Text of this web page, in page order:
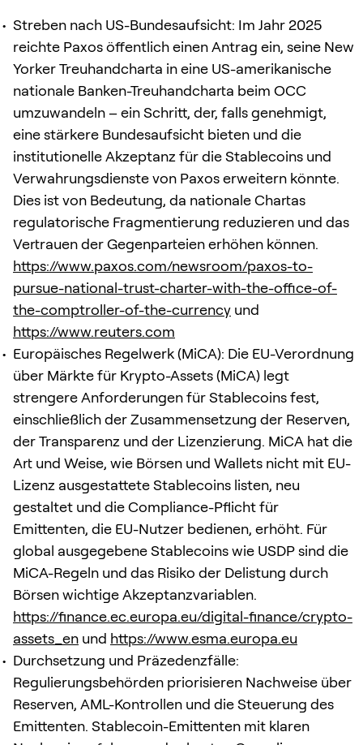
Streben nach US-Bundesaufsicht: Im Jahr 2025
reichte Paxos öffentlich einen Antrag ein, seine New
Yorker Treuhandcharta in eine US-amerikanische
nationale Banken-Treuhandcharta beim OCC
umzuwandeln – ein Schritt, der, falls genehmigt,
eine stärkere Bundesaufsicht bieten und die
institutionelle Akzeptanz für die Stablecoins und
Verwahrungsdienste von Paxos erweitern könnte.
Dies ist von Bedeutung, da nationale Chartas
regulatorische Fragmentierung reduzieren und das
Vertrauen der Gegenparteien erhöhen können.
https://www.paxos.com/newsroom/paxos-to-
pursue-national-trust-charter-with-the-office-of-
the-comptroller-of-the-currency und
https://www.reuters.com
Europäisches Regelwerk (MiCA): Die EU-Verordnung
über Märkte für Krypto-Assets (MiCA) legt
strengere Anforderungen für Stablecoins fest,
einschließlich der Zusammensetzung der Reserven,
der Transparenz und der Lizenzierung. MiCA hat die
Art und Weise, wie Börsen und Wallets nicht mit EU-
Lizenz ausgestattete Stablecoins listen, neu
gestaltet und die Compliance-Pflicht für
Emittenten, die EU-Nutzer bedienen, erhöht. Für
global ausgegebene Stablecoins wie USDP sind die
MiCA-Regeln und das Risiko der Delistung durch
Börsen wichtige Akzeptanzvariablen.
https://finance.ec.europa.eu/digital-finance/crypto-
assets_en und https://www.esma.europa.eu
Durchsetzung und Präzedenzfälle:
Regulierungsbehörden priorisieren Nachweise über
Reserven, AML-Kontrollen und die Steuerung des
Emittenten. Stablecoin-Emittenten mit klaren